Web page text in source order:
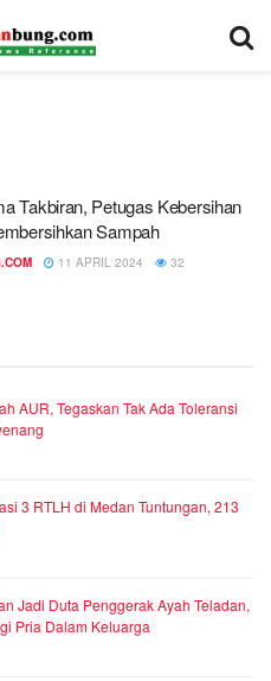
Takbiran, Petugas Kebersihan
Sampah
11 APRIL 2024 32
AUR, Tegaskan Tak Ada Toleransi
3 RTLH di Medan Tuntungan, 213
Jadi Duta Penggerak Ayah Teladan,
Pria Dalam Keluarga